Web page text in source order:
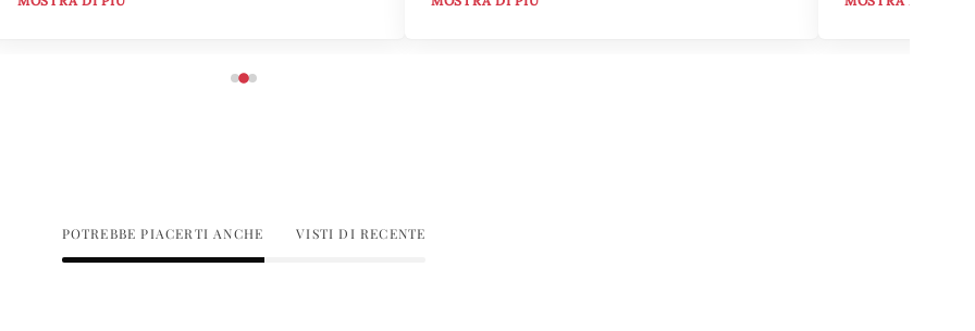
Tornerò sicuramente a farmi coccolare
POTREBBE PIACERTI ANCHE VISTI DI RECENTE